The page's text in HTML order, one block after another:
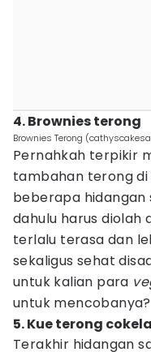
4. Brownies terong
Brownies Terong
Pernahkah terpikir
tambahan terong di
beberapa
dahulu harus diolah
terlalu terasa dan
sekaligus sehat
untuk kalian para
untuk mencobanya?
5. Kue terong
Terakhir hidangan